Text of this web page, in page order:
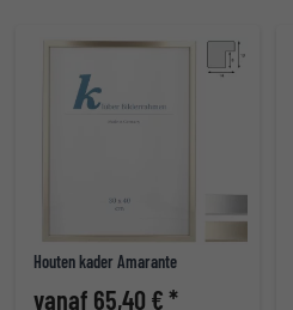
Houten kader Amarante
vanaf 65,40 € *